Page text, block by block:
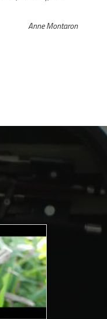
Anne Montaron